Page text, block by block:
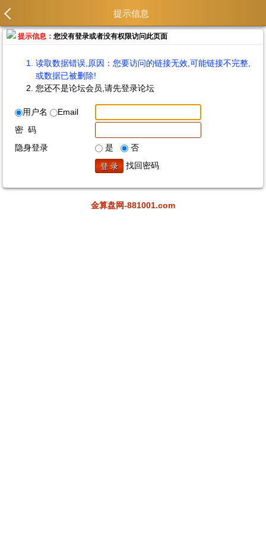
提示信息
提示信息：您没有登录或者没有权限访问此页面
读取数据错误,原因：您要访问的链接无效,可能链接不完整,
或数据已被删除!
您还不是论坛会员,请先登录论坛
用户名
Email
密 码
隐身登录
是
否
找回密码
金算盘网-881001.com